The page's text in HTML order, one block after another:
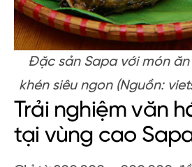
Đặc sản Sapa với món
khén siêu ngon (Nguồn:
Trải nghiệm văn
tại vùng cao